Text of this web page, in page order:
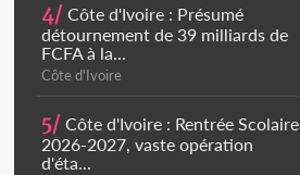
4/ Côte d'Ivoire : Présumé
détournement de 39 milliards de
FCFA à la...
Côte d'Ivoire
5/ Côte d'Ivoire : Rentrée Scolaire
2026-2027, vaste opération
d'éta...